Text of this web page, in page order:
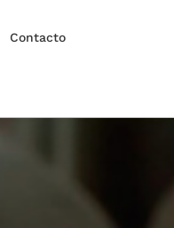
Contacto